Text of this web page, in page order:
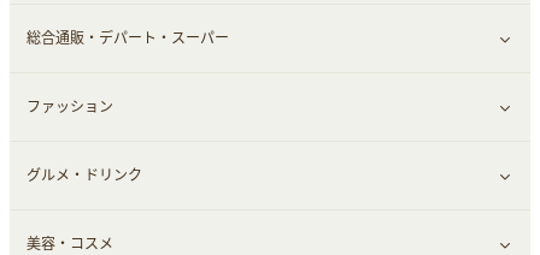
総合通販・デパート・スーパー
すべて見る
総合通販
ファッション
すべて見る
ファッション
グルメ・ドリンク
すべて見る
美容・コスメ